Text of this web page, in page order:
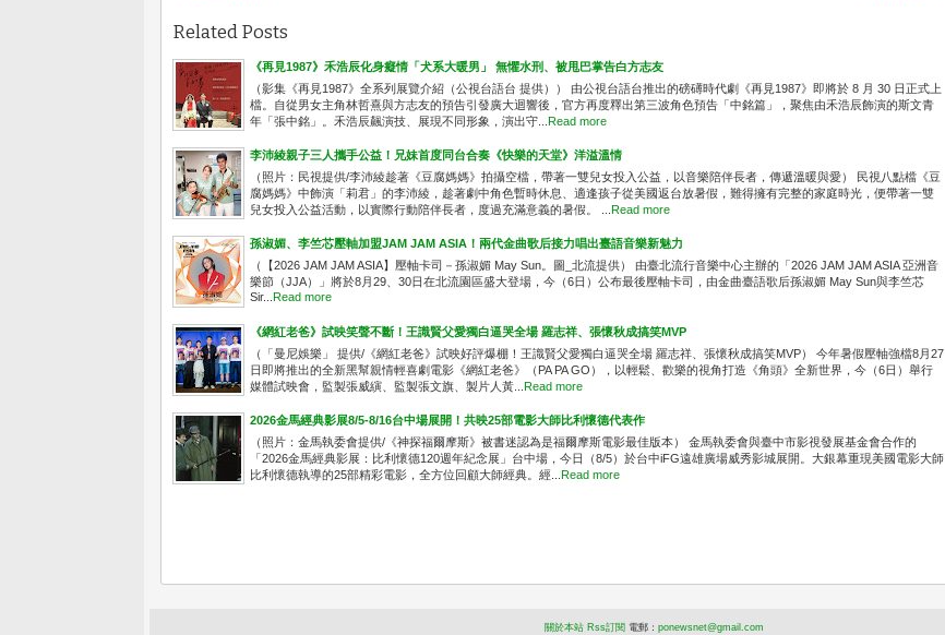
Related Posts
《再見1987》禾浩辰化身癡情「犬系大暖男」 無懼水刑、被甩巴掌告白方志友
（影集《再見1987》全系列展覽介紹（公視台語台 提供）） 由公視台語台推出的磅礡時代劇《再見1987》即將於 8 月 30 日正式上
檔。自從男女主角林哲熹與方志友的預告引發廣大迴響後，官方再度釋出第三波角色預告「中銘篇」，聚焦由禾浩辰飾演的斯文青
年「張中銘」。禾浩辰飆演技、展現不同形象，演出守... Read more
李沛綾親子三人攜手公益！兄妹首度同台合奏《快樂的天堂》洋溢溫情
（照片：民視提供/李沛綾趁著《豆腐媽媽》拍攝空檔，帶著一雙兒女投入公益，以音樂陪伴長者，傳遞溫暖與愛） 民視八點檔《豆
腐媽媽》中飾演「莉君」的李沛綾，趁著劇中角色暫時休息、適逢孩子從美國返台放暑假，難得擁有完整的家庭時光，便帶著一雙
兒女投入公益活動，以實際行動陪伴長者，度過充滿意義的暑假。 ... Read more
孫淑媚、李竺芯壓軸加盟JAM JAM ASIA！兩代金曲歌后接力唱出臺語音樂新魅力
（【2026 JAM JAM ASIA】壓軸卡司－孫淑媚 May Sun。圖_北流提供） 由臺北流行音樂中心主辦的「2026 JAM JAM ASIA 亞洲音
樂節（JJA）」將於8月29、30日在北流園區盛大登場，今（6日）公布最後壓軸卡司，由金曲臺語歌后孫淑媚 May Sun與李竺芯
Sir... Read more
《網紅老爸》試映笑聲不斷！王識賢父愛獨白逼哭全場 羅志祥、張懷秋成搞笑MVP
（「曼尼娛樂」 提供/《網紅老爸》試映好評爆棚！王識賢父愛獨白逼哭全場 羅志祥、張懷秋成搞笑MVP） 今年暑假壓軸強檔8月27
日即將推出的全新黑幫親情輕喜劇電影《網紅老爸》（PA PA GO），以輕鬆、歡樂的視角打造《角頭》全新世界，今（6日）舉行
媒體試映會，監製張威縯、監製張文旗、製片人黃... Read more
2026金馬經典影展8/5-8/16台中場展開！共映25部電影大師比利懷德代表作
（照片：金馬執委會提供/《神探福爾摩斯》被書迷認為是福爾摩斯電影最佳版本） 金馬執委會與臺中市影視發展基金會合作的
「2026金馬經典影展：比利懷德120週年紀念展」台中場，今日（8/5）於台中iFG遠雄廣場威秀影城展開。大銀幕重現美國電影大師
比利懷德執導的25部精彩電影，全方位回顧大師經典。經... Read more
關於本站 Rss訂閱 電郵： ponewsnet@gmail.com